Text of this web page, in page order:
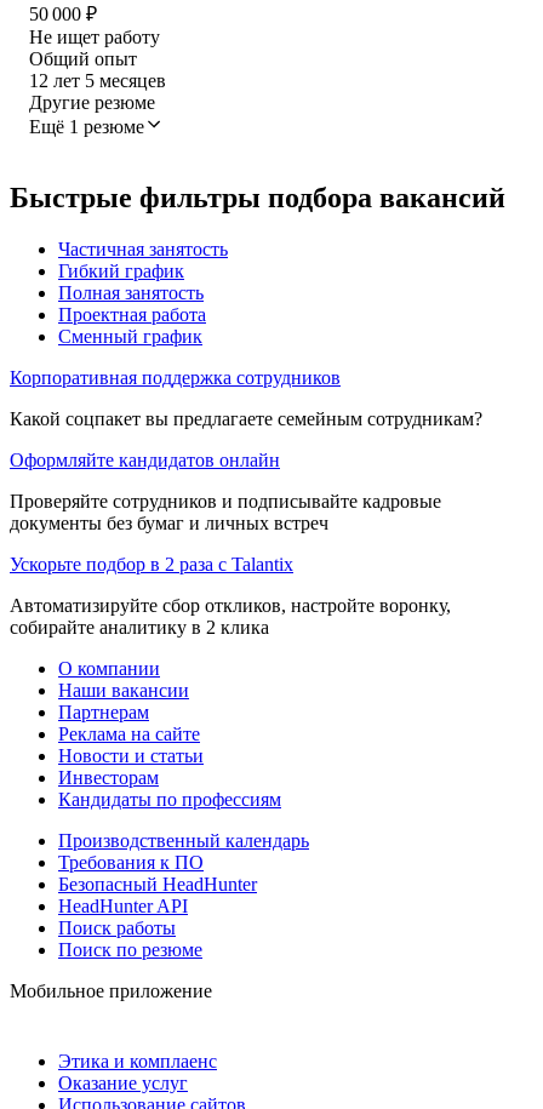
50 000 ₽
Не ищет работу
Общий опыт
12 лет 5 месяцев
Другие резюме
Ещё 1 резюме
Быстрые фильтры подбора вакансий
Частичная занятость
Гибкий график
Полная занятость
Проектная работа
Сменный график
Корпоративная поддержка сотрудников
Какой соцпакет вы предлагаете семейным сотрудникам?
Оформляйте кандидатов онлайн
Проверяйте сотрудников и подписывайте кадровые
документы без бумаг и личных встреч
Ускорьте подбор в 2 раза с Talantix
Автоматизируйте сбор откликов, настройте воронку,
собирайте аналитику в 2 клика
О компании
Наши вакансии
Партнерам
Реклама на сайте
Новости и статьи
Инвесторам
Кандидаты по профессиям
Производственный календарь
Требования к ПО
Безопасный HeadHunter
HeadHunter API
Поиск работы
Поиск по резюме
Мобильное приложение
Этика и комплаенс
Оказание услуг
Использование сайтов